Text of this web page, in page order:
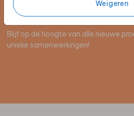
Weigeren
Schrijf je in voor de
Blijf op de hoogte van alle nieuwe
unieke samenwerkingen!